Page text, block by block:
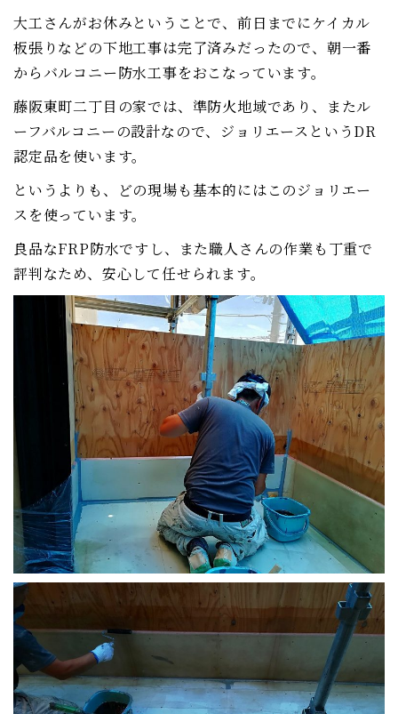
大工さんがお休みということで、前日までにケイカル
板張りなどの下地工事は完了済みだったので、朝一番
からバルコニー防水工事をおこなっています。
藤阪東町二丁目の家では、準防火地域であり、またル
ーフバルコニーの設計なので、ジョリエースというDR
認定品を使います。
というよりも、どの現場も基本的にはこのジョリエー
スを使っています。
良品なFRP防水ですし、また職人さんの作業も丁重で
評判なため、安心して任せられます。